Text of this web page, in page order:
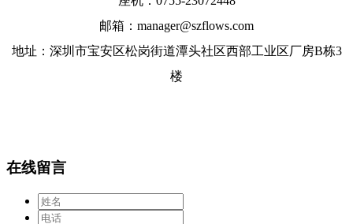
邮箱：manager@szflows.com
地址：深圳市宝安区松岗街道潭头社区西部工业区厂房B栋3
楼
在线留言